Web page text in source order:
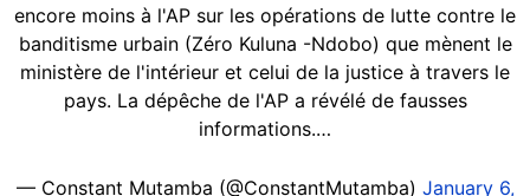
encore moins à l'AP sur les opérations de lutte contre le
banditisme urbain (Zéro Kuluna -Ndobo) que mènent le
ministère de l'intérieur et celui de la justice à travers le
pays. La dépêche de l'AP a révélé de fausses
informations.…
— Constant Mutamba (@ConstantMutamba) January 6,